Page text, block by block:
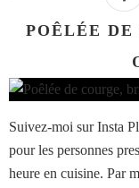
POÊLÉE
Suivez-moi sur Insta
pour les personnes
heure en cuisine. Par